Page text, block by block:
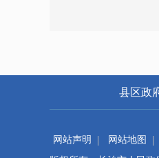
县区政
网站声明 网站地图